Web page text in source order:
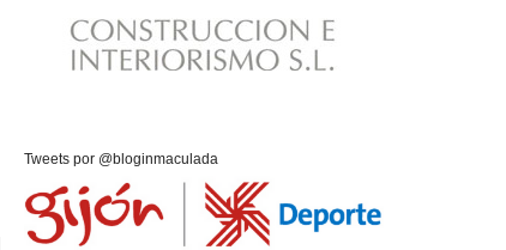
Tweets por @bloginmaculada